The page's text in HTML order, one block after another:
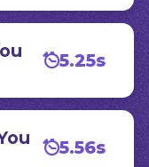
5.25s
5.56s